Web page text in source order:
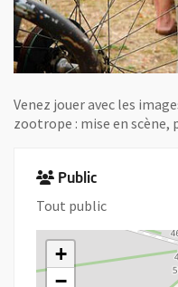
Venez jouer avec les
zootrope : mise en
Public
Tout public
+
−